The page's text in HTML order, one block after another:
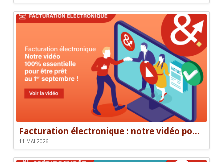
Facturation électronique : notre vidéo pour être prêt le 1er septembre
11 MAI 2026